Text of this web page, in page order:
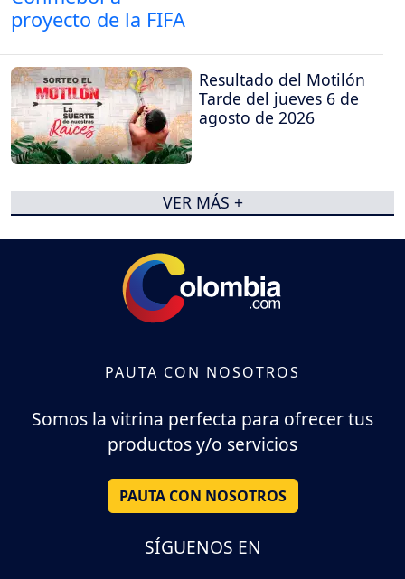
Resultado del Motilón
Tarde del jueves 6 de
agosto de 2026
VER MÁS +
PAUTA CON NOSOTROS
Somos la vitrina perfecta para ofrecer tus
productos y/o servicios
PAUTA CON NOSOTROS
SÍGUENOS EN